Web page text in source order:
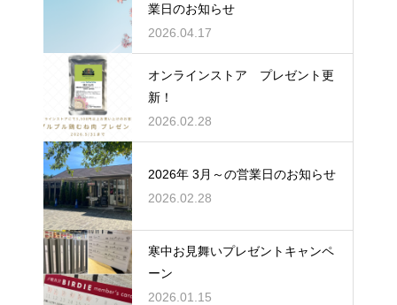
業日のお知らせ
2026.04.17
オンラインストア プレゼント更
新！
2026.02.28
2026年 3月～の営業日のお知らせ
2026.02.28
寒中お見舞いプレゼントキャンペ
ーン
2026.01.15